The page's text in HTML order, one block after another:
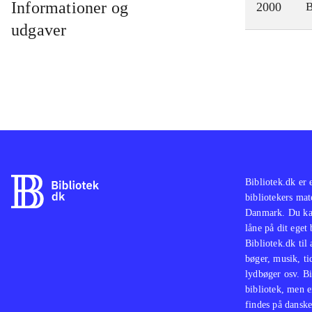
Informationer og
udgaver
2000
Bibliotek.dk er
bibliotekers
Danmark. Du
låne på dit
Bibliotek.dk til
bøger, musik,
lydbøger osv.
bibliotek, men
findes på